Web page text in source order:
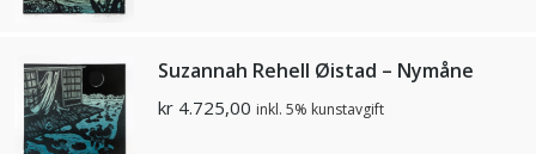
Suzannah Rehell Øistad – Nymåne
kr 4.725,00 inkl. 5% kunstavgift